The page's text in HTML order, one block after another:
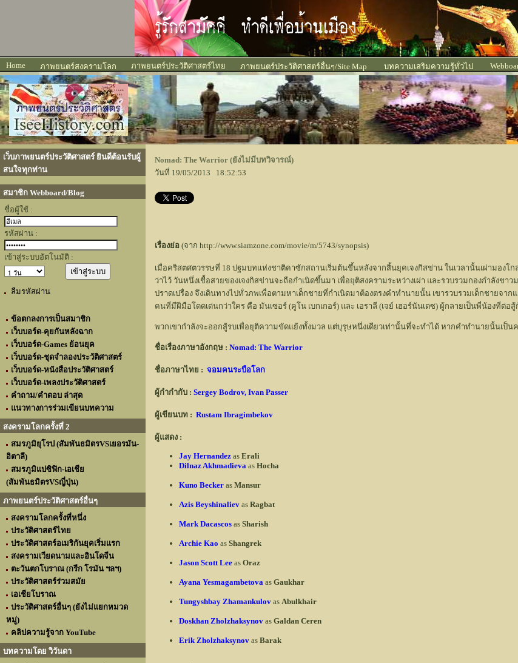
Home ภาพยนตร์สงครามโลก ภาพยนตร์ประวัติศาสตร์ไทย ภาพยนตร์ประวัติศาสตร์อื่นๆ/Site Map บทความเสริมความรู้ทั่วไป
เว็บภาพยนตร์ประวัติศาสตร์ ยินดีต้อนรับผู้
สนใจทุกท่าน
สมาชิก Webboard/Blog
ชื่อผู้ใช้ :
รหัสผ่าน :
เข้าสู่ระบบอัตโนมัติ :
ลืมรหัสผ่าน
ข้อตกลงการเป็นสมาชิก
เว็บบอร์ด-คุยกันหลังฉาก
เว็บบอร์ด-Games ย้อนยุค
เว็บบอร์ด-ชุดจำลองประวัติศาสตร์
เว็บบอร์ด-หนังสือประวัติศาสตร์
เว็บบอร์ด-เพลงประวัติศาสตร์
คำถาม/คำตอบ ล่าสุด
แนวทางการร่วมเขียนบทความ
สงครามโลกครั้งที่ 2
สมรภูมิยุโรป (สัมพันธมิตรVSเยอรมัน-
อิตาลี)
สมรภูมิแปซิฟิก-เอเชีย
(สัมพันธมิตรVSญี่ปุ่น)
ภาพยนตร์ประวัติศาสตร์อื่นๆ
สงครามโลกครั้งที่หนึ่ง
ประวัติศาสตร์ไทย
ประวัติศาสตร์อเมริกันยุคเริ่มแรก
สงครามเวียดนามและอินโดจีน
ตะวันตกโบราณ (กรีก โรมัน ฯลฯ)
ประวัติศาสตร์ร่วมสมัย
เอเชียโบราณ
ประวัติศาสตร์อื่นๆ (ยังไม่แยกหมวด
หมู่)
คลิปความรู้จาก YouTube
บทความโดย วิวันดา
Nomad: The Warrior (ยังไม่มีบทวิจารณ์)
วันที่ 19/05/2013 18:52:53
เรื่องย่อ (จาก http://www.siamzone.com/movie/m/5743/synopsis)
เมื่อคริสตศตวรรษที่ 18 ปฐมบทแห่งชาติคาซักสถานเริ่มต้นขึ้นหลังจากสิ้นยุคเจงกิสข่าน ในเวลานั้นเผ่ามอง
ว่าไว้ วันหนึ่งเชื้อสายของเจงกิสข่านจะถือกำเนิดขึ้นมา เพื่อยุติสงครามระหว่างเผ่า และรวบรวมกองกำลังช
ปราดเปรื่อง จึงเดินทางไปทั่วภพเพื่อตามหาเด็กชายที่กำเนิดมาต้องตรงคำทำนายนั้น เขารวบรวมเด็กชายจ
คนที่มีฝีมือโดดเด่นกว่าใคร คือ มันเซอร์ (คูโน เบกเกอร์) และ เอราลี (เจย์ เฮอร์นันเดซ) ผู้กลายเป็นพี่น้องที่ต่
พวกเขากำลังจะออกสู้รบเพื่อยุติความขัดแย้งทั้งมวล แต่บุรุษหนึ่งเดียวเท่านั้นที่จะทำได้ หากคำทำนายนั้นเป็น
ชื่อเรื่องภาษาอังกฤษ : Nomad: The Warrior
ชื่อภาษาไทย : จอมคนระบือโลก
ผู้กำกำกับ : Sergey Bodrov, Ivan Passer
ผู้เขียนบท : Rustam Ibragimbekov
ผู้แสดง :
Jay Hernandez as Erali
Dilnaz Akhmadieva as Hocha
Kuno Becker as Mansur
Azis Beyshinaliev as Ragbat
Mark Dacascos as Sharish
Archie Kao as Shangrek
Jason Scott Lee as Oraz
Ayana Yesmagambetova as Gaukhar
Tungyshbay Zhamankulov as Abulkhair
Doskhan Zholzhaksynov as Galdan Ceren
Erik Zholzhaksynov as Barak